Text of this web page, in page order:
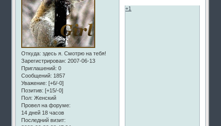
Откуда: здесь я. Смотрю на тебя!
Зарегистрирован: 2007-06-13
Приглашений: 0
Сообщений: 1857
Уважение: [+6/-0]
Позитив: [+15/-0]
Пол: Женский
Провел на форуме:
14 дней 18 часов
Последний визит:
+1